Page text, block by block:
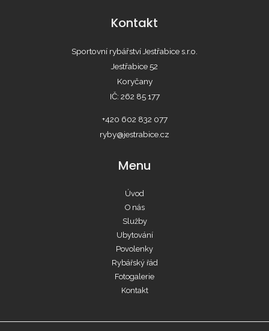
Kontakt
Sportovní rybářství Jestřabice s.r.o.
Jestřabice 52
Koryčany
IČ: 262 85 177
+420 602 832 077
ryby@jestrabice.cz
Menu
Úvod
O nás
Služby
Ubytování
Povolenky
Rybářský řád
Fotogalerie
Kontakt